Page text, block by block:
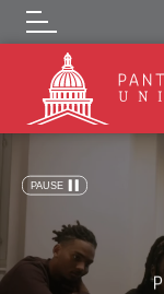
Logo